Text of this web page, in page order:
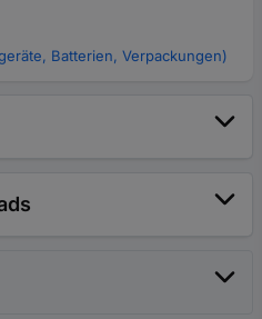
Batterien, Verpackungen)